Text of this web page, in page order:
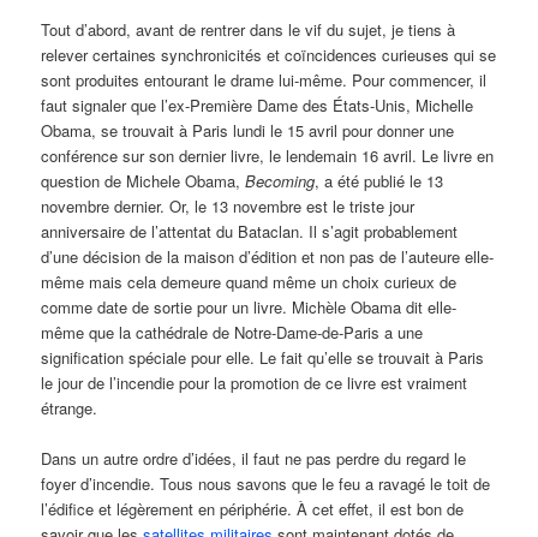
Tout d’abord, avant de rentrer dans le vif du sujet, je tiens à
relever certaines synchronicités et coïncidences curieuses qui se
sont produites entourant le drame lui-même. Pour commencer, il
faut signaler que l’ex-Première Dame des États-Unis, Michelle
Obama, se trouvait à Paris lundi le 15 avril pour donner une
conférence sur son dernier livre, le lendemain 16 avril. Le livre en
question de Michele Obama,Becoming, a été publié le 13
novembre dernier. Or, le 13 novembre est le triste jour
anniversaire de l’attentat du Bataclan. Il s’agit probablement
d’une décision de la maison d’édition et non pas de l’auteure elle-
même mais cela demeure quand même un choix curieux de
comme date de sortie pour un livre. Michèle Obama dit elle-
même que la cathédrale de Notre-Dame-de-Paris a une
signification spéciale pour elle. Le fait qu’elle se trouvait à Paris
le jour de l’incendie pour la promotion de ce livre est vraiment
étrange.
Dans un autre ordre d’idées, il faut ne pas perdre du regard le
foyer d’incendie. Tous nous savons que le feu a ravagé le toit de
l’édifice et légèrement en périphérie. À cet effet, il est bon de